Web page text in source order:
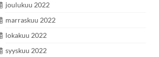
joulukuu 2022
marraskuu 2022
lokakuu 2022
syyskuu 2022